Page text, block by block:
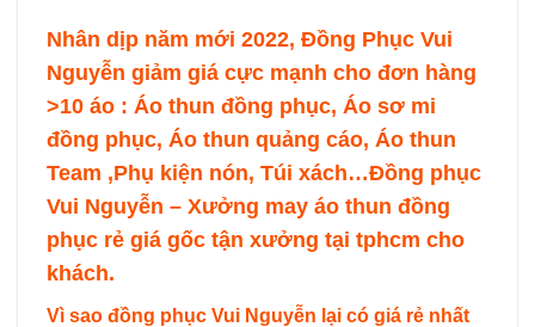
Nhân dịp năm mới 2022, Đồng Phục Vui
Nguyễn giảm giá cực mạnh cho đơn hàng
>10 áo : Áo thun đồng phục, Áo sơ mi
đồng phục, Áo thun quảng cáo, Áo thun
Team ,Phụ kiện nón, Túi xách…Đồng phục
Vui Nguyễn – Xưởng may áo thun đồng
phục rẻ giá gốc tận xưởng tại tphcm cho
khách.
Vì sao đồng phục Vui Nguyễn lại có giá rẻ nhất